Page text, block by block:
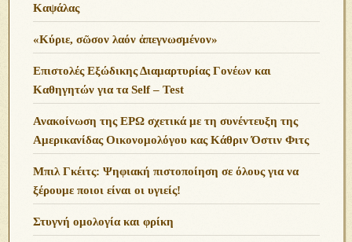
Καψάλας
«Κύριε, σῶσον λαόν ἀπεγνωσμένον»
Επιστολές Εξώδικης Διαμαρτυρίας Γονέων και
Καθηγητών για τα Self – Test
Ανακοίνωση της ΕΡΩ σχετικά με τη συνέντευξη της
Αμερικανίδας Οικονομολόγου κας Κάθριν Όστιν Φιτς
Μπιλ Γκέιτς: Ψηφιακή πιστοποίηση σε όλους για να
ξέρουμε ποιοι είναι οι υγιείς!
Στυγνή ομολογία και φρίκη